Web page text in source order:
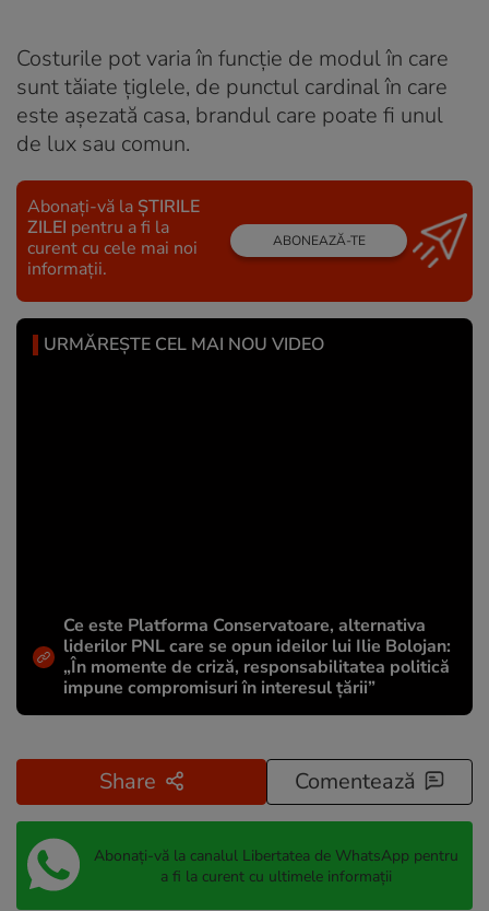
Costurile pot varia în funcție de modul în care
sunt tăiate țiglele, de punctul cardinal în care
este așezată casa, brandul care poate fi unul
de lux sau comun.
Abonați-vă la ȘTIRILE
ZILEI pentru a fi la
curent cu cele mai noi
informații.
ABONEAZĂ-TE
URMĂREȘTE CEL MAI NOU VIDEO
Ce este Platforma Conservatoare, alternativa
liderilor PNL care se opun ideilor lui Ilie Bolojan:
„În momente de criză, responsabilitatea politică
impune compromisuri în interesul țării”
Share Comentează
Abonați-vă la canalul Libertatea de WhatsApp pentru
a fi la curent cu ultimele informații